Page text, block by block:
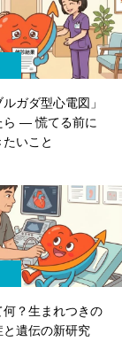
ガダ型心電図」
ら ― 慌てる前に
いこと
何？生まれつきの
と遺伝の新研究